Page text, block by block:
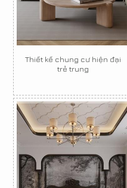
Thiết kế chung cư hiện đại
trẻ trung